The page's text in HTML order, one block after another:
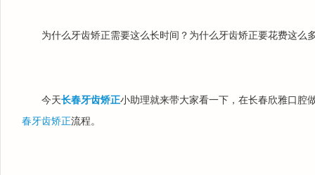
为什么牙齿矫正需要这么长时间？为什么牙齿矫正要花费这么
今天长春牙齿矫正小助理就来带大家看一下，在长春欣雅口腔
春牙齿矫正流程。